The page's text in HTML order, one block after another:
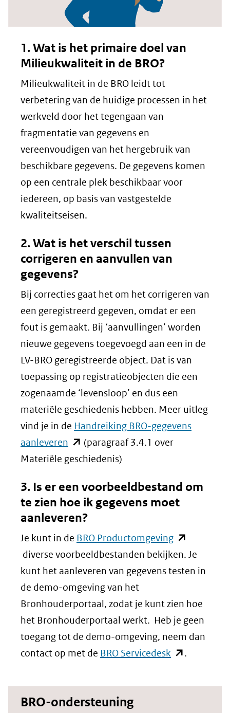
1. Wat is het primaire doel van
Milieukwaliteit in de BRO?
Milieukwaliteit in de BRO leidt tot
verbetering van de huidige processen in het
werkveld door het tegengaan van
fragmentatie van gegevens en
vereenvoudigen van het hergebruik van
beschikbare gegevens. De gegevens komen
op een centrale plek beschikbaar voor
iedereen, op basis van vastgestelde
kwaliteitseisen.
2. Wat is het verschil tussen
corrigeren en aanvullen van
gegevens?
Bij correcties gaat het om het corrigeren van
een geregistreerd gegeven, omdat er een
fout is gemaakt. Bij ‘aanvullingen’ worden
nieuwe gegevens toegevoegd aan een in de
LV-BRO geregistreerde object. Dat is van
toepassing op registratieobjecten die een
zogenaamde ‘levensloop’ en dus een
materiële geschiedenis hebben. Meer uitleg
vind je in de Handreiking BRO-gegevens
aanleveren (opent
in
venster)
(verwijst
naar
een
andere
website)
(paragraaf 3.4.1 over
Materiële geschiedenis)
3. Is er een voorbeeldbestand om
te zien hoe ik gegevens moet
aanleveren?
Je kunt in de BRO Productomgeving(opent
in
nieuw
(verwijst
naar
een
andere
diverse voorbeeldbestanden bekijken. Je
kunt het aanleveren van gegevens testen in
de demo-omgeving van het
Bronhouderportaal, zodat je kunt zien hoe
het Bronhouderportaal werkt. Heb je geen
toegang tot de demo-omgeving, neem dan
contact op met de BRO Servicedesk (opent
nieuw
.
BRO-ondersteuning